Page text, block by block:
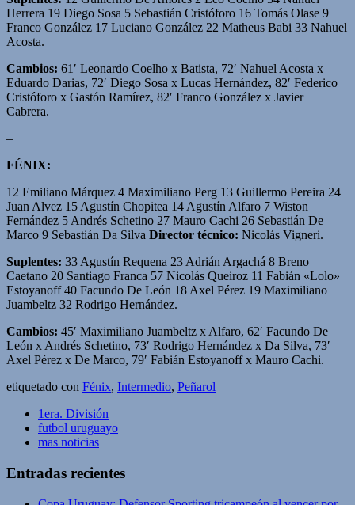
Herrera 19 Diego Sosa 5 Sebastián Cristóforo 16 Tomás Olase 9
Franco González 17 Luciano González 22 Matheus Babi 33 Nahuel
Acosta.
Cambios: 61′ Leonardo Coelho x Batista, 72′ Nahuel Acosta x
Eduardo Darias, 72′ Diego Sosa x Lucas Hernández, 82′ Federico
Cristóforo x Gastón Ramírez, 82′ Franco González x Javier
Cabrera.
–
FÉNIX:
12 Emiliano Márquez 4 Maximiliano Perg 13 Guillermo Pereira 24
Juan Alvez 15 Agustín Chopitea 14 Agustín Alfaro 7 Wiston
Fernández 5 Andrés Schetino 27 Mauro Cachi 26 Sebastián De
Marco 9 Sebastián Da Silva Director técnico: Nicolás Vigneri.
Suplentes: 33 Agustín Requena 23 Adrián Argachá 8 Breno
Caetano 20 Santiago Franca 57 Nicolás Queiroz 11 Fabián «Lolo»
Estoyanoff 40 Facundo De León 18 Axel Pérez 19 Maximiliano
Juambeltz 32 Rodrigo Hernández.
Cambios: 45′ Maximiliano Juambeltz x Alfaro, 62′ Facundo De
León x Andrés Schetino, 73′ Rodrigo Hernández x Da Silva, 73′
Axel Pérez x De Marco, 79′ Fabián Estoyanoff x Mauro Cachi.
etiquetado con Fénix, Intermedio, Peñarol
1era. División
futbol uruguayo
mas noticias
Entradas recientes